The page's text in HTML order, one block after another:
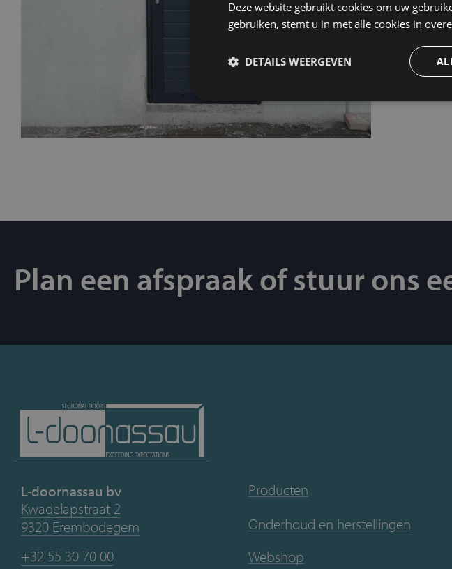
Plan een afspraak of stuur ons
L-doornassau bv
Kwadelapstraat 2
9320 Erembodegem
+32 55 30 70 00
Producten
Onderhoud en herstellingen
Webshop
Deze website gebruikt cookies om uw
gebruiken, stemt u in met alle cookies in
DETAILS WEERGEVEN